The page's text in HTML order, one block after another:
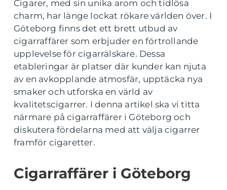
Cigarer, med sin unika arom och tidlösa
charm, har länge lockat rökare världen över. I
Göteborg finns det ett brett utbud av
cigarraffärer som erbjuder en förtrollande
upplevelse för cigarrälskare. Dessa
etableringar är platser där kunder kan njuta
av en avkopplande atmosfär, upptäcka nya
smaker och utforska en värld av
kvalitetscigarrer. I denna artikel ska vi titta
närmare på cigarraffärer i Göteborg och
diskutera fördelarna med att välja cigarrer
framför cigaretter.
Cigarraffärer i Göteborg